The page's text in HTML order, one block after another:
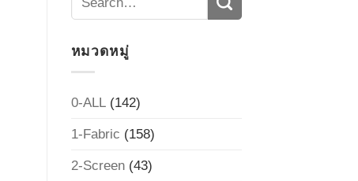
หมวดหมู่
0-ALL(142)
1-Fabric (158)
2-Screen(43)